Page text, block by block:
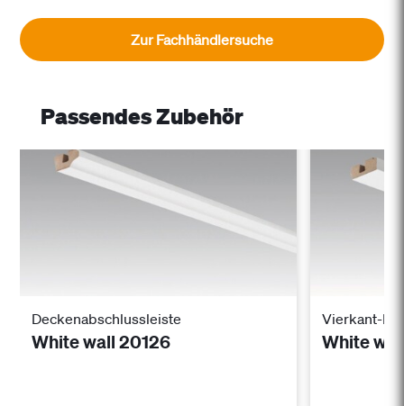
Zur Fachhändlersuche
Passendes Zubehör
Deckenabschlussleiste
White wall 20126
Vierkant-
White